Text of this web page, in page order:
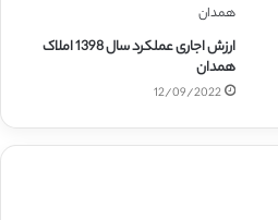
ارزش اجاری عملکرد سال 1398 املاک
همدان
12/09/2022